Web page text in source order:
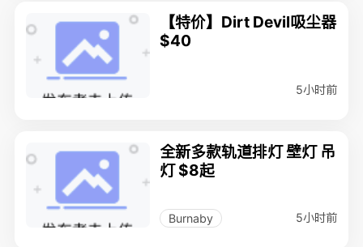
【特价】Dirt Devil吸尘器
$40
5小时前
全新多款轨道排灯 壁灯 吊
灯 $8起
Burnaby 5小时前